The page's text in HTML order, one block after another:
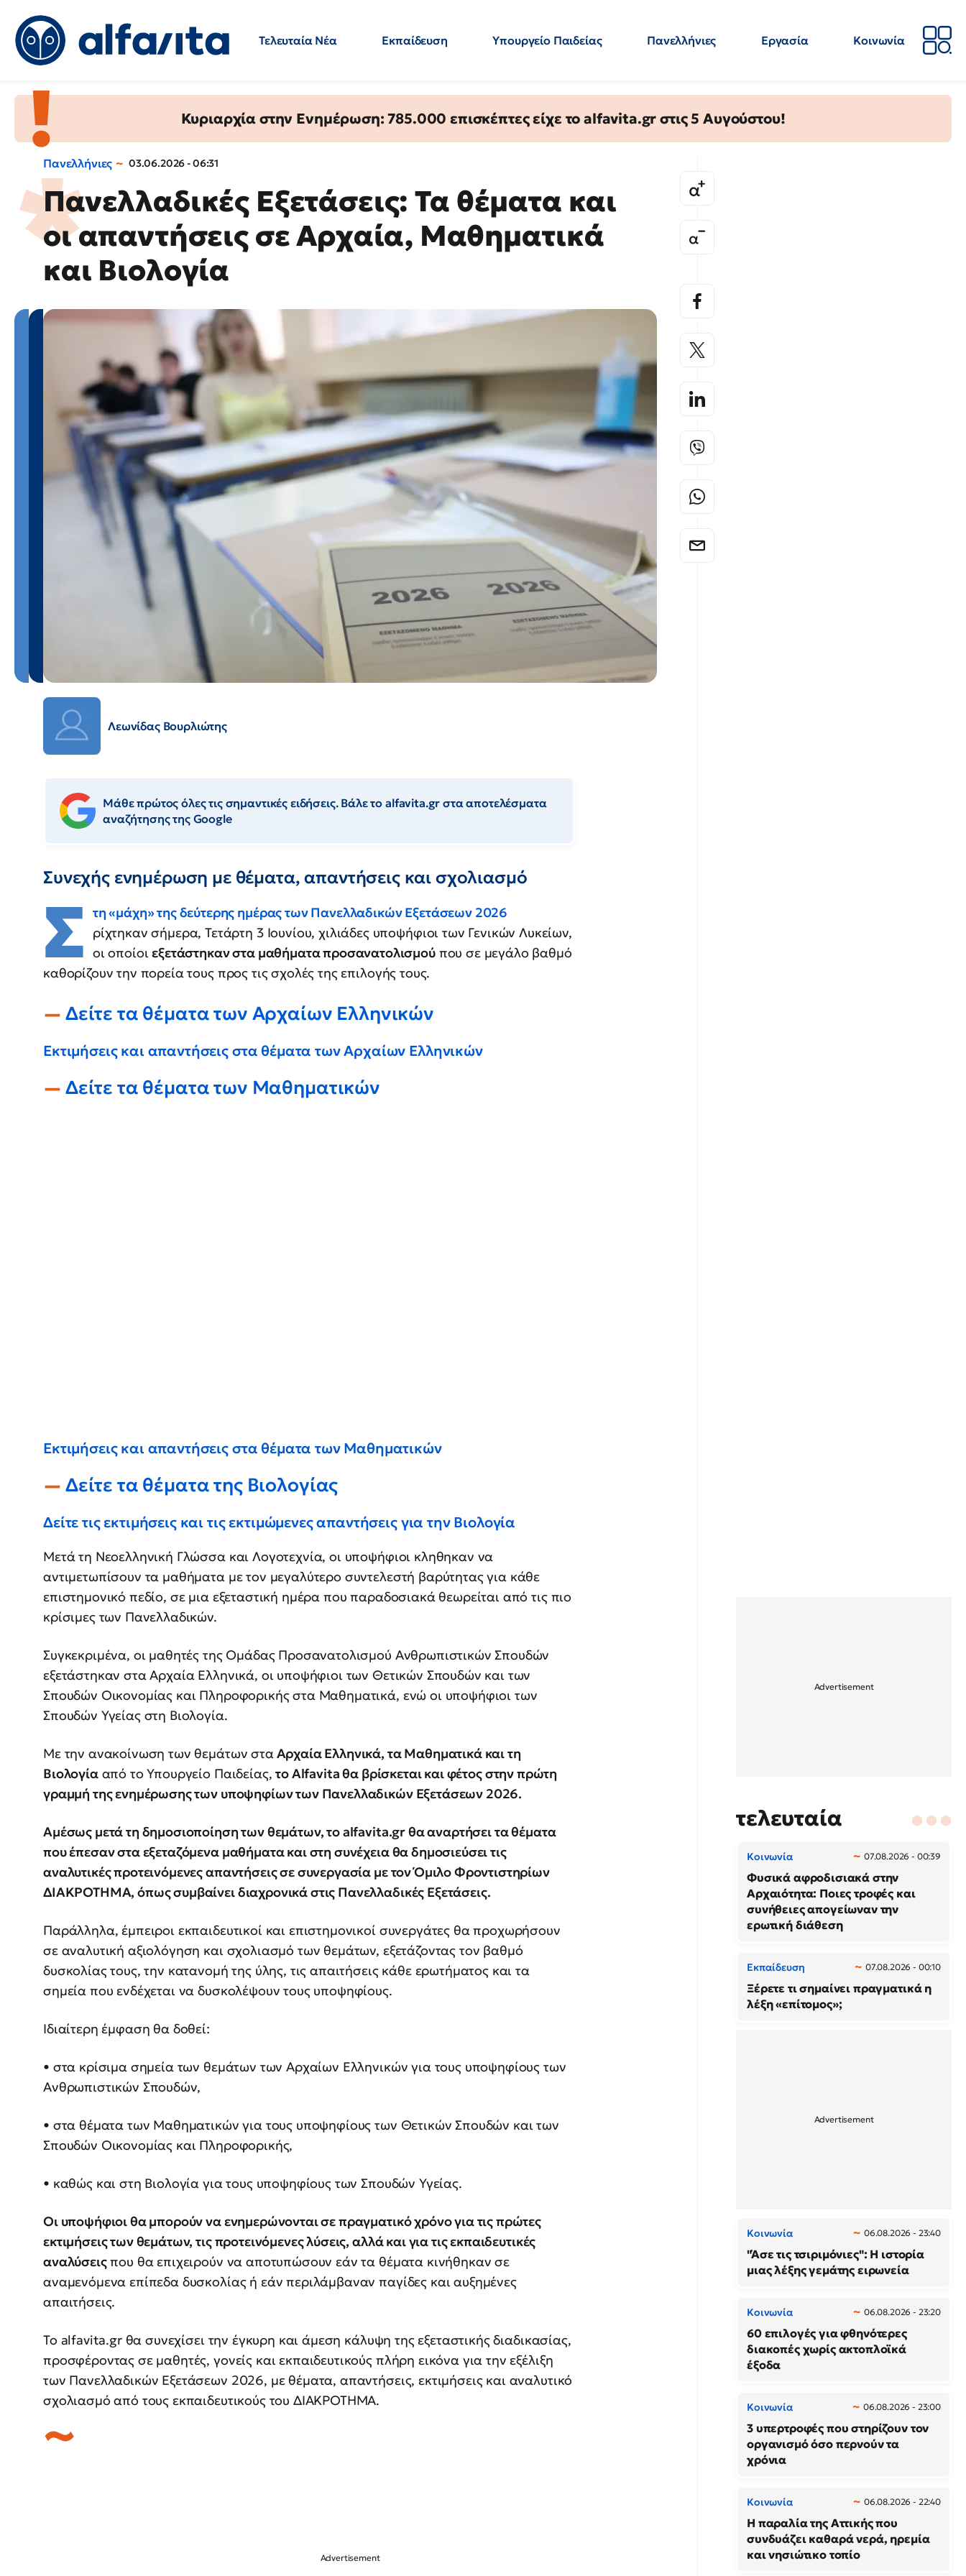
Τελευταία Νέα Εκπαίδευση Υπουργείο Παιδείας Πανελλήνιες Εργασία
Κοινωνία
Κυριαρχία στην Ενημέρωση: 785.000 επισκέπτες είχε το alfavita.gr στις 5 Αυγούστου!
Πανελλήνιες 03.06.2026 - 06:31
Πανελλαδικές Εξετάσεις: Τα θέματα και
οι απαντήσεις σε Αρχαία, Μαθηματικά
και Βιολογία
Λεωνίδας Βουρλιώτης
Μάθε πρώτος όλες τις σημαντικές ειδήσεις. Βάλε το alfavita.gr στα αποτελέσματα
αναζήτησης της Google
Συνεχής ενημέρωση με θέματα, απαντήσεις και σχολιασμό
Σ τη «μάχη» της δεύτερης ημέρας των Πανελλαδικών Εξετάσεων 2026
ρίχτηκαν σήμερα, Τετάρτη 3 Ιουνίου, χιλιάδες υποψήφιοι των Γενικών Λυκείων,
οι οποίοιεξετάστηκαν στα μαθήματα προσανατολισμούπου σε μεγάλο βαθμό
καθορίζουν την πορεία τους προς τις σχολές της επιλογής τους.
Δείτε τα θέματα των Αρχαίων Ελληνικών
Εκτιμήσεις και απαντήσεις στα θέματα των Αρχαίων Ελληνικών
Δείτε τα θέματα των Μαθηματικών
Εκτιμήσεις και απαντήσεις στα θέματα των Μαθηματικών
Δείτε τα θέματα της Βιολογίας
Δείτε τις εκτιμήσεις και τις εκτιμώμενες απαντήσεις για την Βιολογία
Μετά τη Νεοελληνική Γλώσσα και Λογοτεχνία, οι υποψήφιοι κληθηκαν να
αντιμετωπίσουν τα μαθήματα με τον μεγαλύτερο συντελεστή βαρύτητας για κάθε
επιστημονικό πεδίο, σε μια εξεταστική ημέρα που παραδοσιακά θεωρείται από τις πιο
κρίσιμες των Πανελλαδικών.
Συγκεκριμένα, οι μαθητές της Ομάδας Προσανατολισμού Ανθρωπιστικών Σπουδών
εξετάστηκαν στα Αρχαία Ελληνικά, οι υποψήφιοι των Θετικών Σπουδών και των
Σπουδών Οικονομίας και Πληροφορικής στα Μαθηματικά, ενώ οι υποψήφιοι των
Σπουδών Υγείας στη Βιολογία.
Με την ανακοίνωση των θεμάτων σταΑρχαία Ελληνικά, τα Μαθηματικά και τη
Βιολογίααπό το Υπουργείο Παιδείας,το Alfavita θα βρίσκεται και φέτος στην πρώτη
γραμμή της ενημέρωσης των υποψηφίων των Πανελλαδικών Εξετάσεων 2026.
Αμέσως μετά τη δημοσιοποίηση των θεμάτων, το alfavita.gr θα αναρτήσει τα θέματα
που έπεσαν στα εξεταζόμενα μαθήματα και στη συνέχεια θα δημοσιεύσει τις
αναλυτικές προτεινόμενες απαντήσεις σε συνεργασία με τον Όμιλο Φροντιστηρίων
ΔΙΑΚΡΟΤΗΜΑ, όπως συμβαίνει διαχρονικά στις Πανελλαδικές Εξετάσεις.
Παράλληλα, έμπειροι εκπαιδευτικοί και επιστημονικοί συνεργάτες θα προχωρήσουν
σε αναλυτική αξιολόγηση και σχολιασμό των θεμάτων, εξετάζοντας τον βαθμό
δυσκολίας τους, την κατανομή της ύλης, τις απαιτήσεις κάθε ερωτήματος και τα
σημεία που ενδέχεται να δυσκολέψουν τους υποψηφίους.
Ιδιαίτερη έμφαση θα δοθεί:
• στα κρίσιμα σημεία των θεμάτων των Αρχαίων Ελληνικών για τους υποψηφίους των
Ανθρωπιστικών Σπουδών,
• στα θέματα των Μαθηματικών για τους υποψηφίους των Θετικών Σπουδών και των
Σπουδών Οικονομίας και Πληροφορικής,
• καθώς και στη Βιολογία για τους υποψηφίους των Σπουδών Υγείας.
Οι υποψήφιοι θα μπορούν να ενημερώνονται σε πραγματικό χρόνο για τις πρώτες
εκτιμήσεις των θεμάτων, τις προτεινόμενες λύσεις, αλλά και για τις εκπαιδευτικές
αναλύσειςπου θα επιχειρούν να αποτυπώσουν εάν τα θέματα κινήθηκαν σε
αναμενόμενα επίπεδα δυσκολίας ή εάν περιλάμβαναν παγίδες και αυξημένες
απαιτήσεις.
Το alfavita.gr θα συνεχίσει την έγκυρη και άμεση κάλυψη της εξεταστικής διαδικασίας,
προσφέροντας σε μαθητές, γονείς και εκπαιδευτικούς πλήρη εικόνα για την εξέλιξη
των Πανελλαδικών Εξετάσεων 2026, με θέματα, απαντήσεις, εκτιμήσεις και αναλυτικό
σχολιασμό από τους εκπαιδευτικούς του ΔΙΑΚΡΟΤΗΜΑ.
τελευταία
Κοινωνία 07.08.2026 - 00:39
Φυσικά αφροδισιακά στην
Αρχαιότητα: Ποιες τροφές και
συνήθειες απογείωναν την
ερωτική διάθεση
Εκπαίδευση 07.08.2026 - 00:10
Ξέρετε τι σημαίνει πραγματικά η
λέξη «επίτομος»;
Κοινωνία 06.08.2026 - 23:40
"Άσε τις τσιριμόνιες": Η ιστορία
μιας λέξης γεμάτης ειρωνεία
Κοινωνία 06.08.2026 - 23:20
60 επιλογές για φθηνότερες
διακοπές χωρίς ακτοπλοϊκά
έξοδα
Κοινωνία 06.08.2026 - 23:00
3 υπερτροφές που στηρίζουν τον
οργανισμό όσο περνούν τα
χρόνια
Κοινωνία 06.08.2026 - 22:40
Η παραλία της Αττικής που
συνδυάζει καθαρά νερά, ηρεμία
και νησιώτικο τοπίο